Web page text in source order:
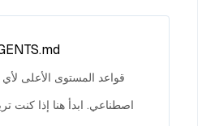
قواعد المستوى الأعلى
اصطناعي. ابدأ هنا إذا كنت